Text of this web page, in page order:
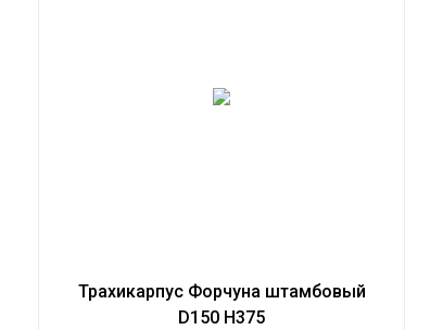
Трахикарпус Форчуна штамбовый
D150 H375